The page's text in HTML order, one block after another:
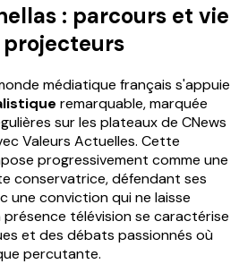
: parcours et vie
projecteurs
médiatique français s'appuie
remarquable, marquée
sur les plateaux de CNews
Valeurs Actuelles. Cette
progressivement comme une
conservatrice, défendant ses
une conviction qui ne laisse
télévision se caractérise
et des débats passionnés où
percutante.